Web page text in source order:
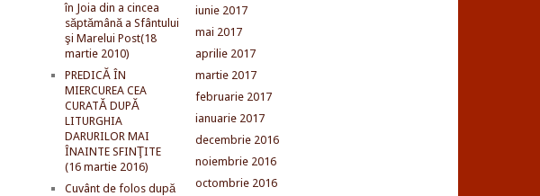
în Joia din a cincea
săptămână a Sfântului
şi Marelui Post(18
martie 2010)
PREDICĂ ÎN
MIERCUREA CEA
CURATĂ DUPĂ
LITURGHIA
DARURILOR MAI
ÎNAINTE SFINŢITE
(16 martie 2016)
Cuvânt de folos după
iunie 2017
mai 2017
aprilie 2017
martie 2017
februarie 2017
ianuarie 2017
decembrie 2016
noiembrie 2016
octombrie 2016